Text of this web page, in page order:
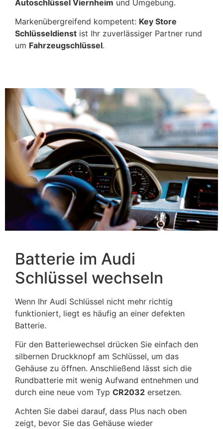
Autoschlüssel Viernheim und Umgebung.
Markenübergreifend kompetent: Key Store
Schlüsseldienst ist Ihr zuverlässiger Partner rund
um Fahrzeugschlüssel.
Batterie im Audi
Schlüssel wechseln
Wenn Ihr Audi Schlüssel nicht mehr richtig
funktioniert, liegt es häufig an einer defekten
Batterie.
Für den Batteriewechsel drücken Sie einfach den
silbernen Druckknopf am Schlüssel, um das
Gehäuse zu öffnen. Anschließend lässt sich die
Rundbatterie mit wenig Aufwand entnehmen und
durch eine neue vom Typ CR2032 ersetzen.
Achten Sie dabei darauf, dass Plus nach oben
zeigt, bevor Sie das Gehäuse wieder